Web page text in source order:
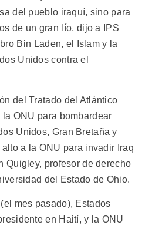
del pueblo iraquí, sino para
de un gran lío, dijo a IPS
Bin Laden, el Islam y la
Unidos contra el
del Tratado del Atlántico
ONU para bombardear
Unidos, Gran Bretaña y
a la ONU para invadir Iraq
Quigley, profesor de derecho
del Estado de Ohio.
mes pasado), Estados
en Haití, y la ONU